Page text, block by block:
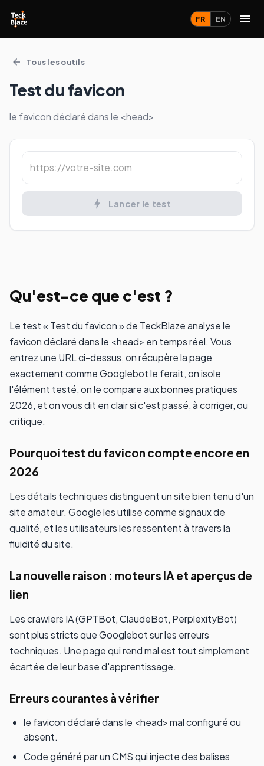
FR EN
Tous les outils
Test du favicon
le favicon déclaré dans le <head>
Lancer le test
Qu'est-ce que c'est ?
Le test « Test du favicon » de TeckBlaze analyse le
favicon déclaré dans le <head> en temps réel. Vous
entrez une URL ci-dessus, on récupère la page
exactement comme Googlebot le ferait, on isole
l'élément testé, on le compare aux bonnes pratiques
2026, et on vous dit en clair si c'est passé, à corriger, ou
critique.
Pourquoi test du favicon compte encore en
2026
Les détails techniques distinguent un site bien tenu d'un
site amateur. Google les utilise comme signaux de
qualité, et les utilisateurs les ressentent à travers la
fluidité du site.
La nouvelle raison : moteurs IA et aperçus de
lien
Les crawlers IA (GPTBot, ClaudeBot, PerplexityBot)
sont plus stricts que Googlebot sur les erreurs
techniques. Une page qui rend mal est tout simplement
écartée de leur base d'apprentissage.
Erreurs courantes à vérifier
le favicon déclaré dans le <head> mal configuré ou
absent.
Code généré par un CMS qui injecte des balises